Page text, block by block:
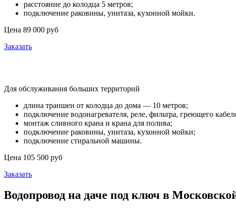
расстояние до колодца 5 метров;
подключение раковины, унитаза, кухонной мойки.
Цена 89 000 руб
Заказать
Для обслуживания больших территорий
длина траншеи от колодца до дома — 10 метров;
подключение водонагревателя, реле, фильтра, греющего
монтаж сливного крана и крана для полива;
подключение раковины, унитаза, кухонной мойки;
подключение стиральной машины.
Цена 105 500 руб
Заказать
Водопровод на даче под ключ в